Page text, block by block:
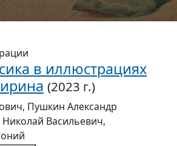
в иллюстрациях
(2023 г.)
Пушкин Александр
Николай Васильевич,